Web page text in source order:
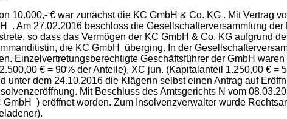
10.000,- € war zunächst die KC GmbH & Co. KG . Mit Vertrag
. Am 27.02.2016 beschloss die Gesellschafterversammlung
so dass das Vermögen der KC GmbH & Co. KG aufgrund
die KC GmbH überging. In der
Einzelvertretungsberechtigte Geschäftsführer der GmbH
€ = 90% der Anteile), XC jun. (Kapitalanteil 1.250,00 € =
unter dem 24.10.2016 die Klägerin selbst einen Antrag auf
Mit Beschluss des Amtsgerichts N vom
) eröffnet worden. Zum Insolvenzverwalter wurde